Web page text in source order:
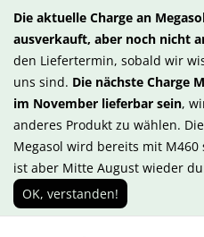
Die aktuelle Charge an
ausverkauft, aber noch nicht
den Liefertermin, sobald wir
uns sind. Die nächste Charge
im November lieferbar sein,
anderes Produkt zu wählen.
Megasol wird bereits mit
ist aber Mitte August wieder
OK, verstanden!